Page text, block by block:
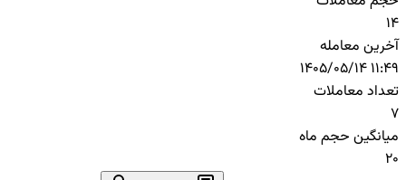
14
آخرین معامله
1405/05/14 11:49
تعداد معاملات
7
میانگین حجم ماه
20